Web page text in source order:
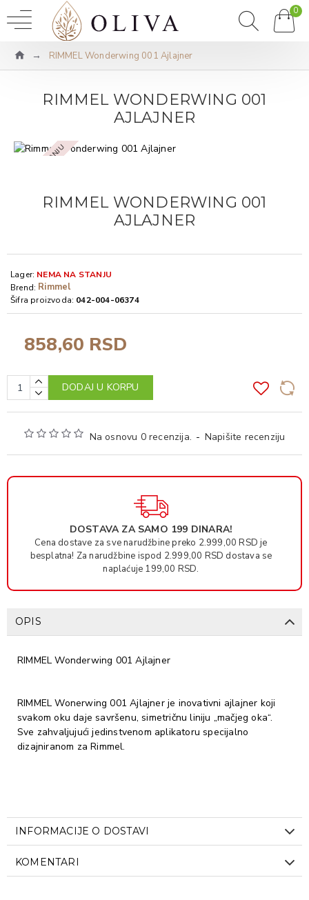
0
RIMMEL Wonderwing 001 Ajlajner
RIMMEL WONDERWING 001
AJLAJNER
NEMA NA STANJU
RIMMEL WONDERWING 001
AJLAJNER
Na osnovu 0 recenzija. - Napišite recenziju
858,60 RSD
Lager: NEMA NA STANJU
Brend: Rimmel
Šifra proizvoda: 042-004-06374
DODAJ U KORPU
DOSTAVA ZA SAMO 199 DINARA!
Cena dostave za sve narudžbine preko 2.999,00 RSD je
besplatna! Za narudžbine ispod 2.999,00 RSD dostava se
naplaćuje 199,00 RSD.
OPIS
RIMMEL Wonderwing 001 Ajlajner
RIMMEL Wonerwing 001 Ajlajner je inovativni ajlajner koji
svakom oku daje savršenu, simetričnu liniju „mačjeg oka“.
Sve zahvaljujući jedinstvenom aplikatoru specijalno
dizajniranom za Rimmel.
INFORMACIJE O DOSTAVI
KOMENTARI